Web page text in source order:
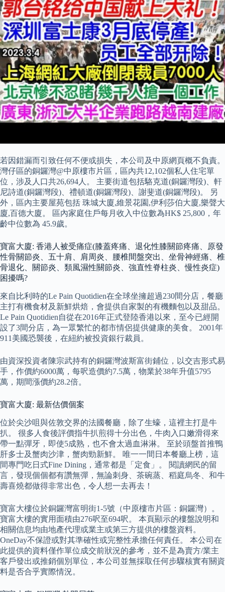
若因錯漏而引致任何不便或損失，本公司及中原網頁概不負責。
灣仔區的銅鑼灣@中原樓市片區，區內共12,102個私人住宅單
位，涉及人口共26,694人。 主要街道包括駱克道(銅鑼灣段)、軒
尼詩道(銅鑼灣段)、禮頓道(銅鑼灣段)、謝斐道(銅鑼灣段)。 另
外，區內主要屋苑包括 珠城大廈,維景花園,伊利莎伯大廈,樂聲大
廈,百德大廈。 區內家庭住戶每月收入中位數為HK$ 25,800，年
齡中位數為 45.9歲。
寶富大廈: 香港人被受痛症(膝蓋疼痛、退化性膝關節疼痛、原發
性骨關節炎、五十肩、肩周炎、腰椎間盤突出、坐骨神經痛、椎
骨退化、關節炎、類風濕性關節炎、強直性脊柱炎、慢性炎症)
困擾嗎?
來自比利時的Le Pain Quotidien在全球坐擁超過230間分店，餐廳
主打有機食材及新鮮烘焙，會提供自家製的有機麵包以及甜品。
Le Pain Quotidien自從在2016年正式登陸香港以來，至今已經開
設了3間分店，為一眾繁忙的都市情侶提供健康的美食。 2001年
911美國恐襲後，在紐約被投資銀行裁員。
由資深投資者陳宗武持有的銅鑼灣波斯富街鋪位，以交吉形式易
手，作價約6000萬，每呎造價約7.5萬，物業於38年升值5795
萬，期間漲價約28.2倍。
寶富大廈: 最新估價個案
位於尖沙咀與佐敦交界的法國餐廳，除了生蠔，這裡主打是牛
扒。 很多人食後評價指牛扒煎得十分出色，牛肉入口嫩滑得來
帶一點彈牙，即使5成熟，也不會太過血淋淋。 至於頭盤首推鴨
肝多士及蟹肉沙津，蟹肉勁新鮮。 唯一一間日本餐廳上榜，這
間專門吃日式Fine Dining，通常都是「定食」。 閱讀網民的留
言，發現個個都有讚無彈，無論刺身、茶碗蒸、稻庭烏冬、和牛
壽喜燒都做得非常出色，令人想一去再去！
寶富大樓位於銅鑼灣富明街1-5號（中原樓市片區：銅鑼灣）。
寶富大樓的實用面積由276呎至694呎。 本頁顯示的樓盤說明和
相關信息均由地產代理或業主或第三方提供的樓盤資料。
OneDay不保證或對其準確性或完整性承擔任何責任。 本公司在
此提供的資料僅作單位成交前狀況的參考，並不是為賣方/業主
客戶發出或推銷個別單位，本公司並無採取任何步驟核實有關資
料是否合乎實際情況。